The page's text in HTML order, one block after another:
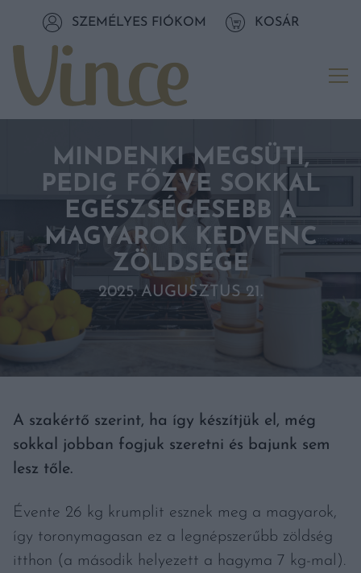
Tovább a tartalomhozSZEMÉLYES FIÓKOM KOSÁR
MINDENKI MEGSÜTI,
PEDIG FŐZVE SOKKAL
EGÉSZSÉGESEBB A
MAGYAROK KEDVENC
ZÖLDSÉGE
2025. AUGUSZTUS 21.
A szakértő szerint, ha így készítjük el, még
sokkal jobban fogjuk szeretni és bajunk sem
lesz tőle.
Évente 26 kg krumplit esznek meg a magyarok,
így toronymagasan ez a legnépszerűbb zöldség
itthon (a második helyezett a hagyma 7 kg-mal).